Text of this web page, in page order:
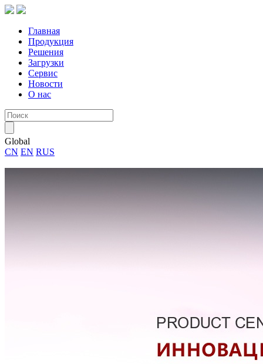
Главная
Продукция
Решения
Загрузки
Сервис
Новости
О нас
Global
CN EN RUS